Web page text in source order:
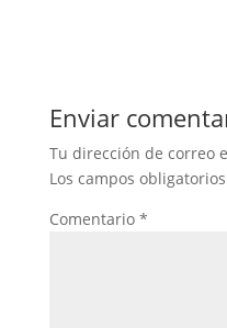
Enviar
Tu dirección de correo
Los campos
Comentario *